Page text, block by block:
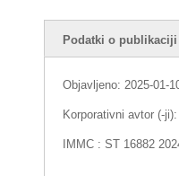
Podatki o publikaciji
Objavljeno: 2025-01-
Korporativni avtor (-ji):
IMMC : ST 16882